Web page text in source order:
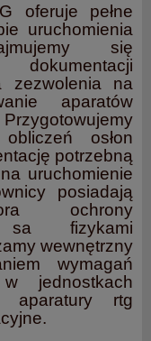
oferuje pełne
uruchomienia
się
dokumentacji
zezwolenia na
aparatów
osłon
potrzebną
uruchomienie
posiadają
ochrony
sa fizykami
wewnętrzny
wymagań
jednostkach
aparatury rtg